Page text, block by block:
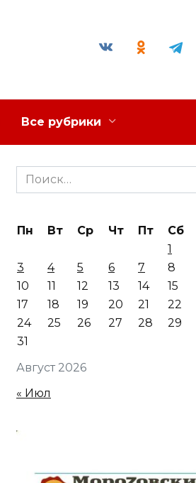
Все рубрики
Search
for:
Август 2026
Пн Вт Ср Чт Пт Сб
1
3
4 5 6 7 8
10
11 12 13 14 15
17
18 19 20 21 22
24
25 26 27 28 29
31
« Июл